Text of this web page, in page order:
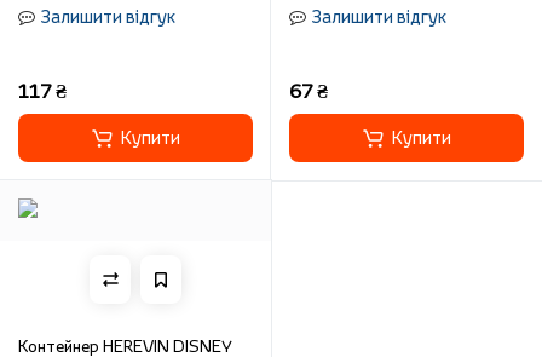
Залишити відгук
117 ₴
Купити
Залишити відгук
67 ₴
Купити
Контейнер HEREVIN DISNEY